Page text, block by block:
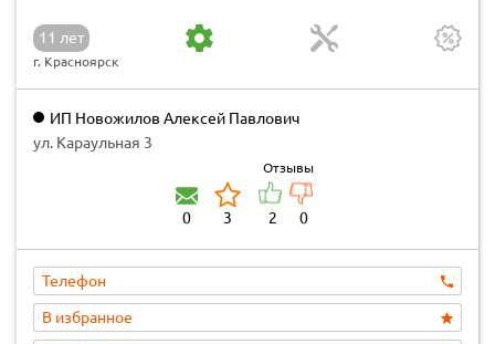
11 лет
г. Красноярск
ИП Новожилов Алексей Павлович
ул. Караульная 3
0 3
Отзывы
2 0
Телефон
В избранное